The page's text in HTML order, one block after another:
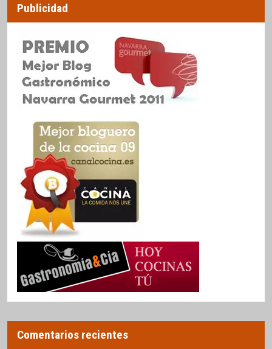
Publicidad
Comentarios recientes